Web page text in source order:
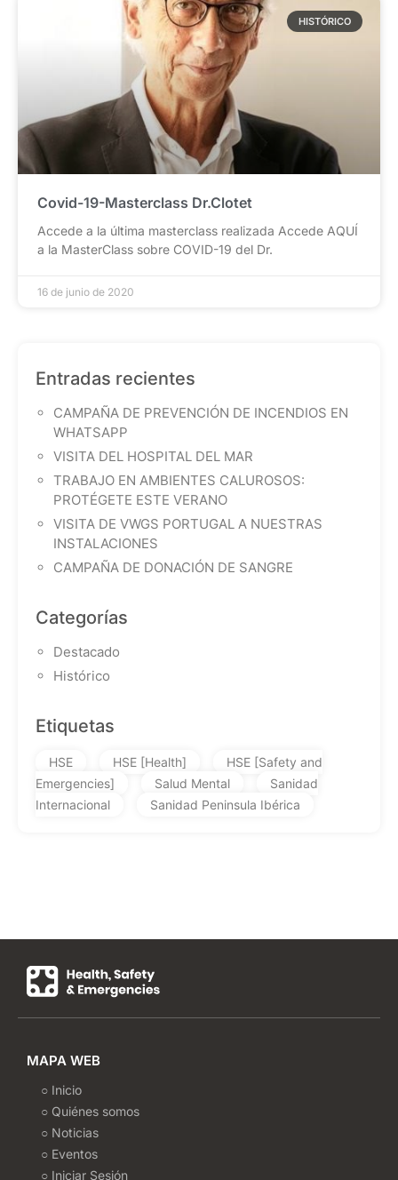
HISTÓRICO
Covid-19-Masterclass Dr.Clotet
Accede a la última masterclass realizada Accede AQUÍ
a la MasterClass sobre COVID-19 del Dr.
16 de junio de 2020
Entradas recientes
CAMPAÑA DE PREVENCIÓN DE INCENDIOS EN
WHATSAPP
VISITA DEL HOSPITAL DEL MAR
TRABAJO EN AMBIENTES CALUROSOS:
PROTÉGETE ESTE VERANO
VISITA DE VWGS PORTUGAL A NUESTRAS
INSTALACIONES
CAMPAÑA DE DONACIÓN DE SANGRE
Categorías
Destacado
Histórico
Etiquetas
HSE HSE [Health]
HSE [Safety and
Emergencies]
Salud Mental
Sanidad
Internacional
Sanidad Peninsula Ibérica
MAPA WEB
○ Inicio
○ Quiénes somos
○ Noticias
○ Eventos
○ Iniciar Sesión